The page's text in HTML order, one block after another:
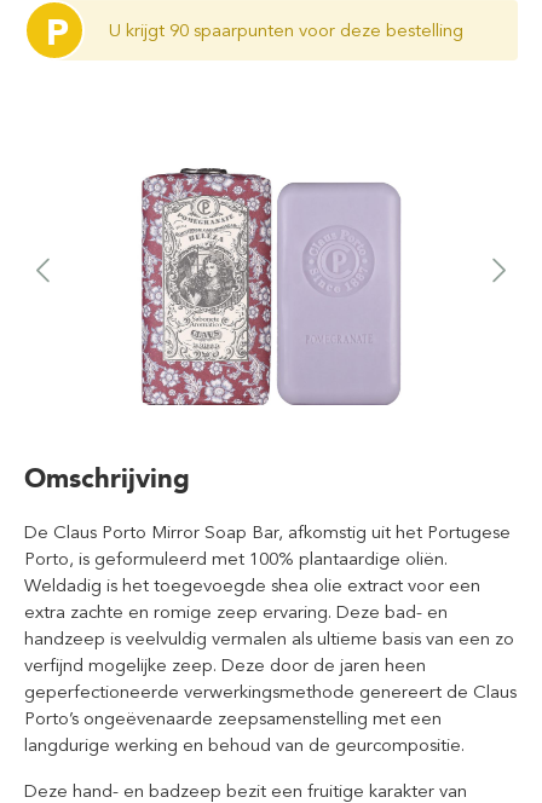
P U krijgt 90 spaarpunten voor deze bestelling
Omschrijving
De Claus Porto Mirror Soap Bar, afkomstig uit het Portugese
Porto, is geformuleerd met 100% plantaardige oliën.
Weldadig is het toegevoegde shea olie extract voor een
extra zachte en romige zeep ervaring. Deze bad- en
handzeep is veelvuldig vermalen als ultieme basis van een zo
verfijnd mogelijke zeep. Deze door de jaren heen
geperfectioneerde verwerkingsmethode genereert de Claus
Porto’s ongeëvenaarde zeepsamenstelling met een
langdurige werking en behoud van de geurcompositie.
Deze hand- en badzeep bezit een fruitige karakter van